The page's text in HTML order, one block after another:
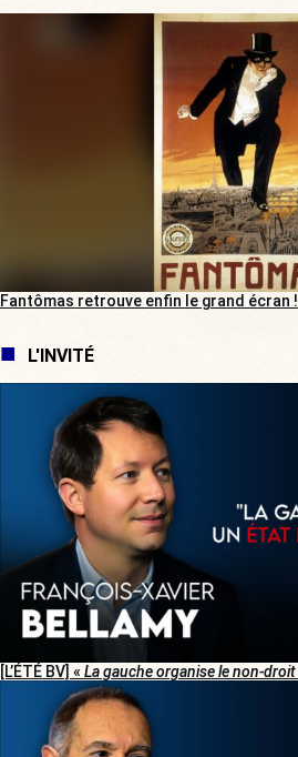
Fantômas retrouve enfin le grand écran !
L'INVITÉ
[L’ÉTÉ BV] « La gauche organise le non-droit